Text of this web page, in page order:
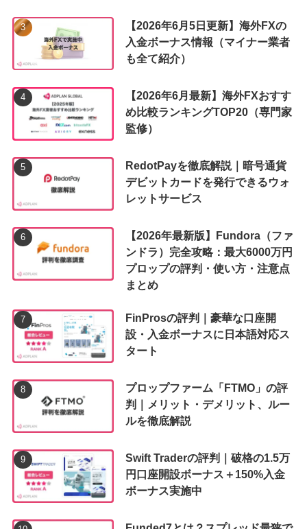
【2026年6月5日更新】海外FXの
入金ボーナス情報（マイナー業者
も全て紹介）
【2026年6月最新】海外FXおすす
め比較ランキングTOP20（専門家
監修）
RedotPayを徹底解説｜暗号通貨
デビットカードを発行できるウォ
レットサービス
【2026年最新版】Fundora（ファ
ンドラ）完全攻略：最大6000万円
プロップの評判・使い方・注意点
まとめ
FinProsの評判｜豪華な口座開
設・入金ボーナスに日本語対応ス
タート
プロップファーム「FTMO」の評
判｜メリット・デメリット、ルー
ルを徹底解説
Swift Traderの評判｜破格の1.5万
円口座開設ボーナス＋150%入金
ボーナス実施中